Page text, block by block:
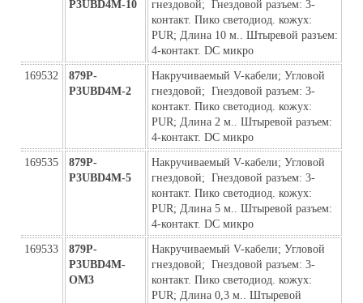
P3UBD4M-10
гнездовой;  Гнездовой разъем: 3-
контакт. Пико светодиод. кожух:
PUR; Длина 10 м.. Штыревой разъем:
4-контакт. DC микро
169532
879P-
P3UBD4M-2
Накручиваемый V-кабели; Угловой
гнездовой;  Гнездовой разъем: 3-
контакт. Пико светодиод. кожух:
PUR; Длина 2 м.. Штыревой разъем:
4-контакт. DC микро
169535
879P-
P3UBD4M-5
Накручиваемый V-кабели; Угловой
гнездовой;  Гнездовой разъем: 3-
контакт. Пико светодиод. кожух:
PUR; Длина 5 м.. Штыревой разъем:
4-контакт. DC микро
169533
879P-
P3UBD4M-
ОМ3
Накручиваемый V-кабели; Угловой
гнездовой;  Гнездовой разъем: 3-
контакт. Пико светодиод. кожух:
PUR; Длина 0,3 м.. Штыревой